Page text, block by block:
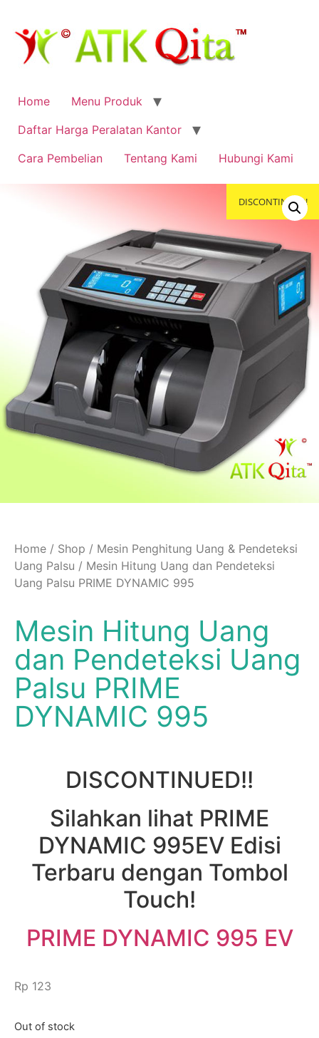
Home
Menu Produk
Daftar Harga Peralatan Kantor
Cara Pembelian
Tentang Kami Hubungi Kami
DISCONTINUED!
Home / Shop / Mesin Penghitung Uang & Pendeteksi
Uang Palsu / Mesin Hitung Uang dan Pendeteksi
Uang Palsu PRIME DYNAMIC 995
Mesin Hitung Uang
dan Pendeteksi Uang
Palsu PRIME
DYNAMIC 995
DISCONTINUED!!
Silahkan lihat PRIME
DYNAMIC 995EV Edisi
Terbaru dengan Tombol
Touch!
PRIME DYNAMIC 995 EV
Rp 123
Out of stock